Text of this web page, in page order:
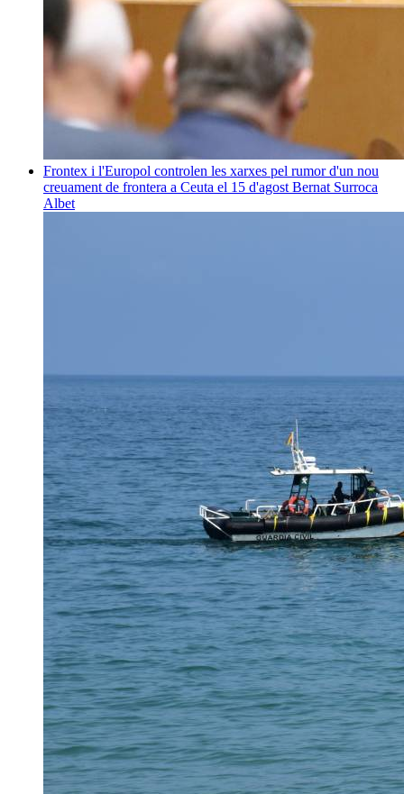
Frontex i l'Europol controlen les xarxes pel rumor d'un nou
creuament de frontera a Ceuta el 15 d'agost Bernat Surroca
Albet